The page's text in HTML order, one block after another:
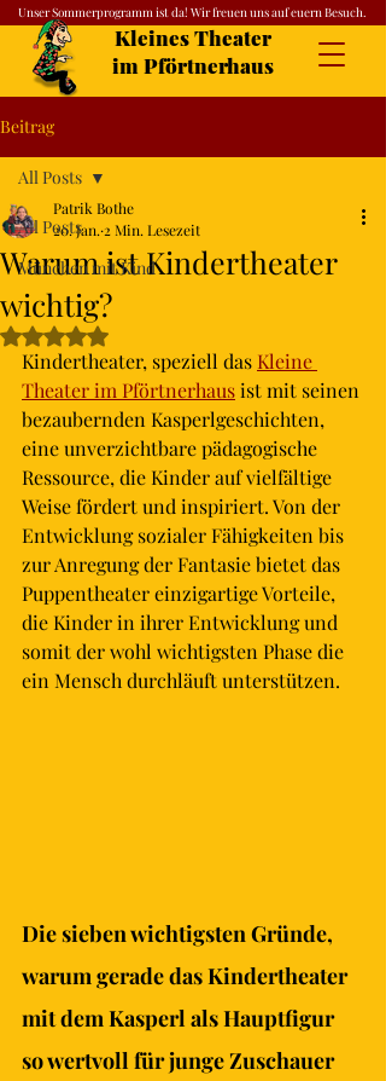
Unser Sommerprogramm ist da! Wir freuen uns auf euern Besuch.
Kleines Theater
im Pförtnerhaus
Beitrag
All Posts
München mit Kind
All Posts
Warum ist Kindertheater
wichtig?
Patrik Bothe
20. Jan. 2 Min. Lesezeit
Mit NaN von 5 Sternen bewertet.
Kindertheater, speziell das Kleine
Theater im Pförtnerhaus ist mit seinen
bezaubernden Kasperlgeschichten,
eine unverzichtbare pädagogische
Ressource, die Kinder auf vielfältige
Weise fördert und inspiriert. Von der
Entwicklung sozialer Fähigkeiten bis
zur Anregung der Fantasie bietet das
Puppentheater einzigartige Vorteile,
die Kinder in ihrer Entwicklung und
somit der wohl wichtigsten Phase die
ein Mensch durchläuft unterstützen.
Die sieben wichtigsten Gründe,
warum gerade das Kindertheater
mit dem Kasperl als Hauptfigur
so wertvoll für junge Zuschauer